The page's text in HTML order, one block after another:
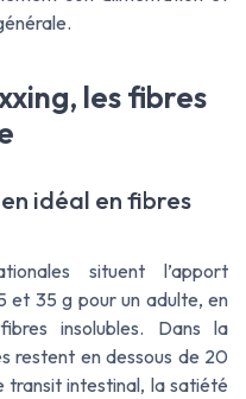
les fibres
idéal en fibres
situent l’apport
et 35 g pour un adulte, en
insolubles. Dans la
restent en dessous de 20
transit intestinal, la satiété